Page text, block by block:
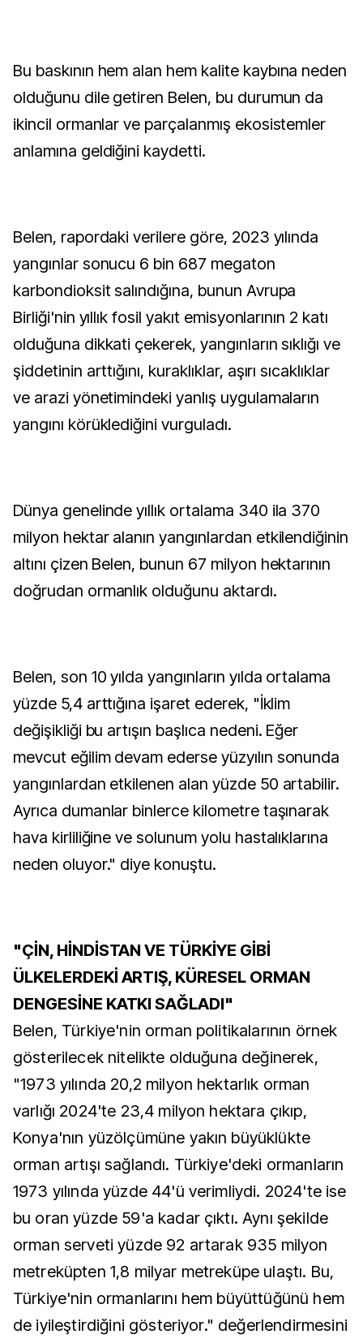
Bu baskının hem alan hem kalite kaybına neden
olduğunu dile getiren Belen, bu durumun da
ikincil ormanlar ve parçalanmış ekosistemler
anlamına geldiğini kaydetti.
Belen, rapordaki verilere göre, 2023 yılında
yangınlar sonucu 6 bin 687 megaton
karbondioksit salındığına, bunun Avrupa
Birliği'nin yıllık fosil yakıt emisyonlarının 2 katı
olduğuna dikkati çekerek, yangınların sıklığı ve
şiddetinin arttığını, kuraklıklar, aşırı sıcaklıklar
ve arazi yönetimindeki yanlış uygulamaların
yangını körüklediğini vurguladı.
Dünya genelinde yıllık ortalama 340 ila 370
milyon hektar alanın yangınlardan etkilendiğinin
altını çizen Belen, bunun 67 milyon hektarının
doğrudan ormanlık olduğunu aktardı.
Belen, son 10 yılda yangınların yılda ortalama
yüzde 5,4 arttığına işaret ederek, "İklim
değişikliği bu artışın başlıca nedeni. Eğer
mevcut eğilim devam ederse yüzyılın sonunda
yangınlardan etkilenen alan yüzde 50 artabilir.
Ayrıca dumanlar binlerce kilometre taşınarak
hava kirliliğine ve solunum yolu hastalıklarına
neden oluyor." diye konuştu.
"ÇİN, HİNDİSTAN VE TÜRKİYE GİBİ
ÜLKELERDEKİ ARTIŞ, KÜRESEL ORMAN
DENGESİNE KATKI SAĞLADI"
Belen, Türkiye'nin orman politikalarının örnek
gösterilecek nitelikte olduğuna değinerek,
"1973 yılında 20,2 milyon hektarlık orman
varlığı 2024'te 23,4 milyon hektara çıkıp,
Konya'nın yüzölçümüne yakın büyüklükte
orman artışı sağlandı. Türkiye'deki ormanların
1973 yılında yüzde 44'ü verimliydi. 2024'te ise
bu oran yüzde 59'a kadar çıktı. Aynı şekilde
orman serveti yüzde 92 artarak 935 milyon
metreküpten 1,8 milyar metreküpe ulaştı. Bu,
Türkiye'nin ormanlarını hem büyüttüğünü hem
de iyileştirdiğini gösteriyor." değerlendirmesini